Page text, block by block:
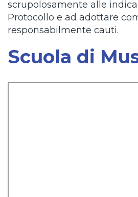
scrupolosamente alle
Protocollo e ad adottare
responsabilmente cauti.
Scuola di